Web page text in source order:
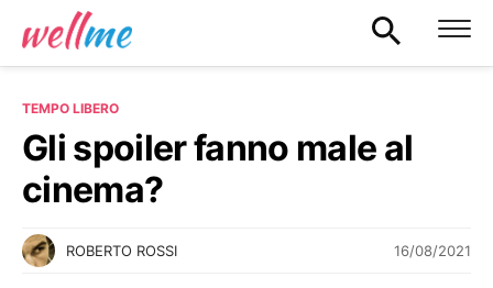
TEMPO LIBERO
Gli spoiler fanno male al
cinema?
ROBERTO ROSSI 16/08/2021